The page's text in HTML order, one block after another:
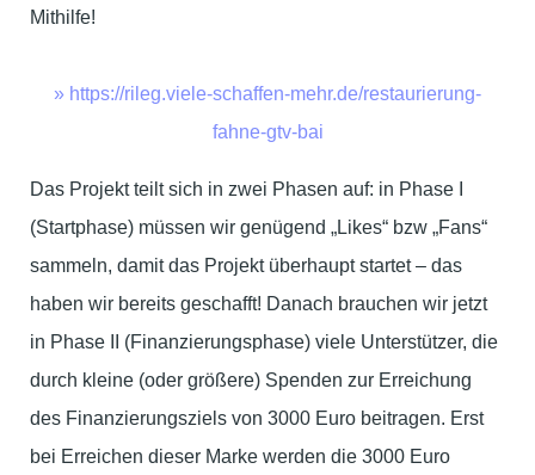
Mithilfe!
» https://rileg.viele-schaffen-mehr.de/restaurierung-
fahne-gtv-bai
Das Projekt teilt sich in zwei Phasen auf: in Phase I
(Startphase) müssen wir genügend „Likes“ bzw „Fans“
sammeln, damit das Projekt überhaupt startet – das
haben wir bereits geschafft! Danach brauchen wir jetzt
in Phase II (Finanzierungsphase) viele Unterstützer, die
durch kleine (oder größere) Spenden zur Erreichung
des Finanzierungsziels von 3000 Euro beitragen. Erst
bei Erreichen dieser Marke werden die 3000 Euro